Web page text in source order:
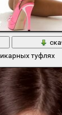
туфлях